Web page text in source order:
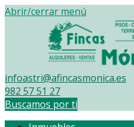
Abrir/cerrar menú
infoastri@afincasmonica.es
982 57 51 27
Buscamos por ti